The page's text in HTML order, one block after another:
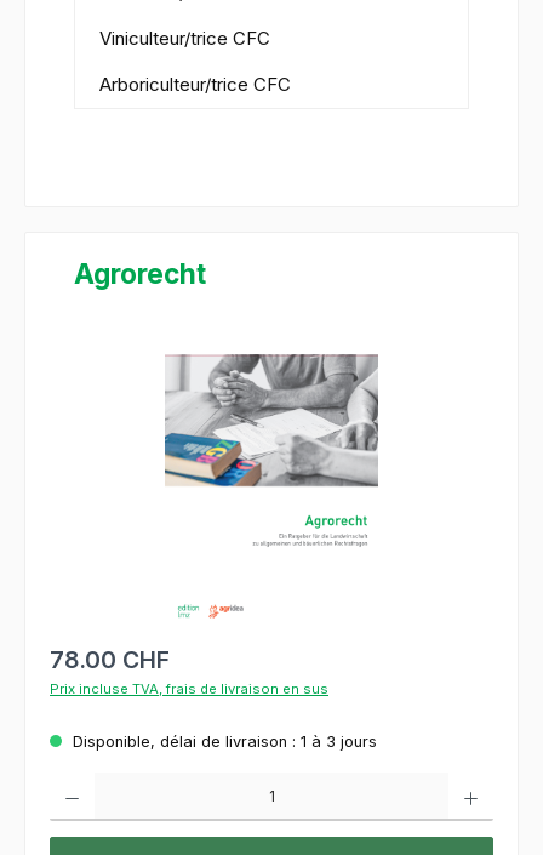
Viniculteur/trice CFC
Arboriculteur/trice CFC
Agrorecht
Ignorer la galerie d'images
78.00 CHF
Prix incluse TVA, frais de livraison en sus
Disponible, délai de livraison : 1 à 3 jours